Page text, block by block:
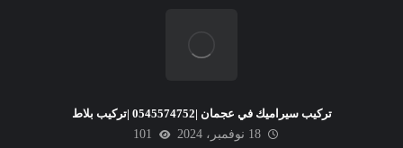
تركيب سيراميك في عجمان |0545574752 |تركيب بلاط
18 نوفمبر، 2024
101